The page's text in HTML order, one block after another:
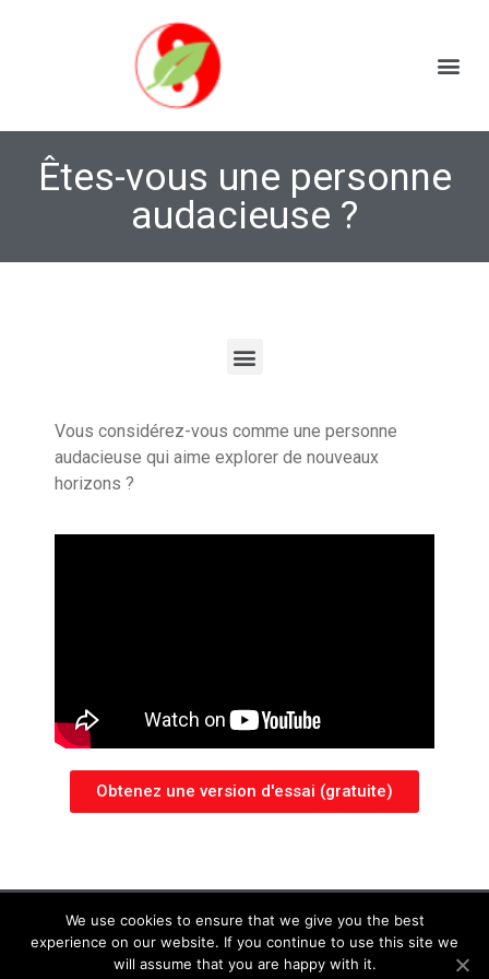
Êtes-vous une personne
audacieuse ?
Vous considérez-vous comme une personne
audacieuse qui aime explorer de nouveaux
horizons ?
Obtenez une version d'essai (gratuite)
Copyright © 2018 - 2025 Yves Donadini. All Rights Reserved
We use cookies to ensure that we give you the best
experience on our website. If you continue to use this site we
will assume that you are happy with it.